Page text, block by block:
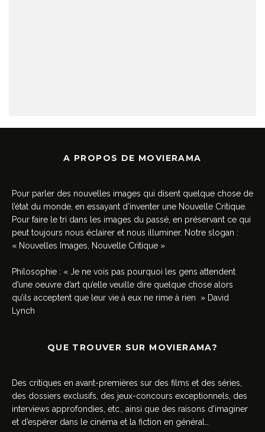
A PROPOS DE MOVIERAMA
Pour parler des nouvelles images qui disent quelque chose de
l’état du monde, en essayant d’inventer une Nouvelle Critique.
Pour faire le tri dans les images du passé, en préservant ce qui
peut toujours nous éclairer et nous illuminer. Notre slogan :
« Nouvelles Images, Nouvelle Critique »
Philosophie : « Je ne vois pas pourquoi les gens attendent
d’une oeuvre d’art qu’elle veuille dire quelque chose alors
qu’ils acceptent que leur vie à eux ne rime à rien » David
Lynch
QUE TROUVER SUR MOVIERAMA?
Des critiques en avant-premières sur des films et des séries,
des dossiers exclusifs, des jeux-concours exceptionnels, des
interviews approfondies, etc., ainsi que des raisons d’imaginer
et d’espérer dans le cinéma et la fiction en général…